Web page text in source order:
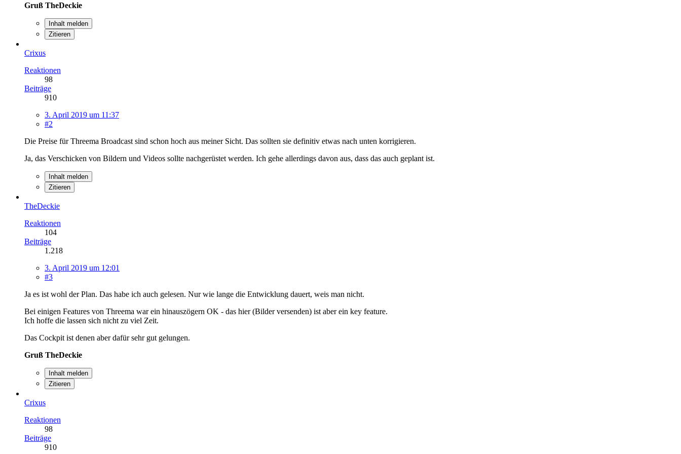
Gruß TheDeckie
Inhalt melden
Zitieren
Crixus
Reaktionen
98
Beiträge
910
3. April 2019 um 11:37
#2
Die Preise für Threema Broadcast sind schon hoch aus meiner Sicht. Das sollten sie definitiv etwas nach unten korrigieren.
Ja, das Verschicken von Bildern und Videos sollte nachgerüstet werden. Ich gehe allerdings davon aus, dass das auch geplant ist.
Inhalt melden
Zitieren
TheDeckie
Reaktionen
104
Beiträge
1.218
3. April 2019 um 12:01
#3
Ja es ist wohl der Plan. Das habe ich auch gelesen. Nur wie lange die Entwicklung dauert, weis man nicht.
Bei einigen Features von Threema war ein hinauszögern OK - das hier (Bilder versenden) ist aber ein key feature.
Ich hoffe die lassen sich nicht zu viel Zeit.
Das Cockpit ist denen aber dafür sehr gut gelungen.
Gruß TheDeckie
Inhalt melden
Zitieren
Crixus
Reaktionen
98
Beiträge
910